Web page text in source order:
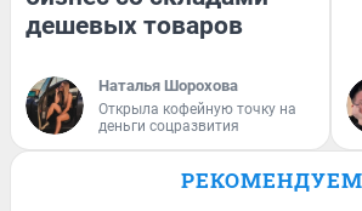
дешевых товаров
Наталья Шорохова
Открыла кофейную точку на
деньги соцразвития
РЕКОМЕНДУЕМ